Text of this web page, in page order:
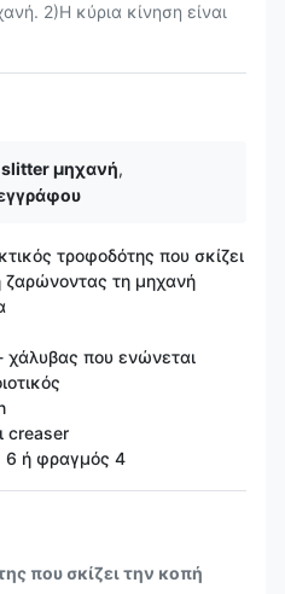
2)Η κύρια κίνηση είναι
μηχανή,
τροφοδότης που σκίζει
ζαρώνοντας τη μηχανή
που ενώνεται
creaser
6 ή φραγμός 4
που σκίζει την κοπή